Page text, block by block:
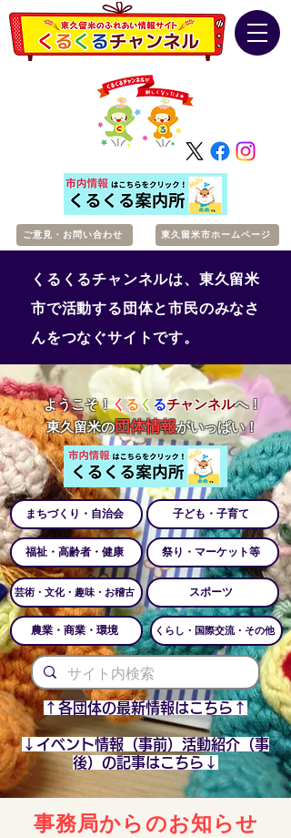
ご意見・お問い合わせ 東久留米市ホームページ
くるくるチャンネルは、東久留米
市で活動する団体と市民のみなさ
んをつなぐサイトです。
ようこそ！ くるく るチャンネルへ！
​東久留米の団体情報がいっぱい！
まちづくり・自治会 子ども・子育て
福祉・高齢者・健康 祭り・マーケット等
芸術・文化・趣味・お稽古 スポーツ
農業・商業・環境 くらし・国際交流・その他
↑各団体の最新情報はこちら↑​
​↓イベント情報（事前）活動紹介（事
後）の記事はこちら↓
​事務局からのお知らせ